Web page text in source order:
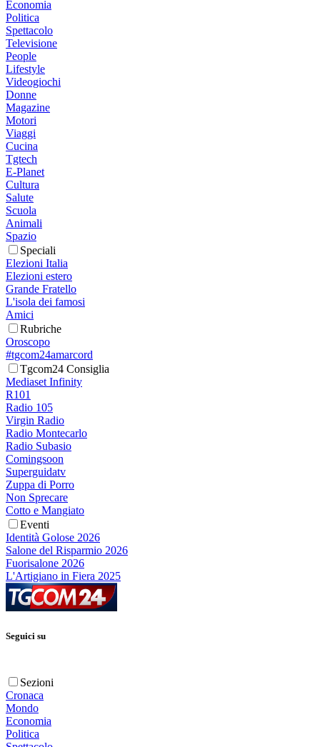
Economia
Politica
Spettacolo
Televisione
People
Lifestyle
Videogiochi
Donne
Magazine
Motori
Viaggi
Cucina
Tgtech
E-Planet
Cultura
Salute
Scuola
Animali
Spazio
Speciali
Elezioni Italia
Elezioni estero
Grande Fratello
L'isola dei famosi
Amici
Rubriche
Oroscopo
#tgcom24amarcord
Tgcom24 Consiglia
Mediaset Infinity
R101
Radio 105
Virgin Radio
Radio Montecarlo
Radio Subasio
Comingsoon
Superguidatv
Zuppa di Porro
Non Sprecare
Cotto e Mangiato
Eventi
Identità Golose 2026
Salone del Risparmio 2026
Fuorisalone 2026
L'Artigiano in Fiera 2025
Seguici su
Sezioni
Cronaca
Mondo
Economia
Politica